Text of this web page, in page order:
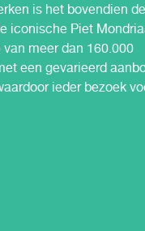
is het bovendien de
iconische Piet
meer dan 160.000
een gevarieerd
ieder bezoek